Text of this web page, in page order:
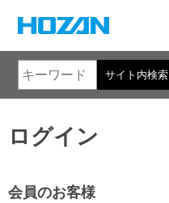
サイト内検索
ログイン
会員のお客様